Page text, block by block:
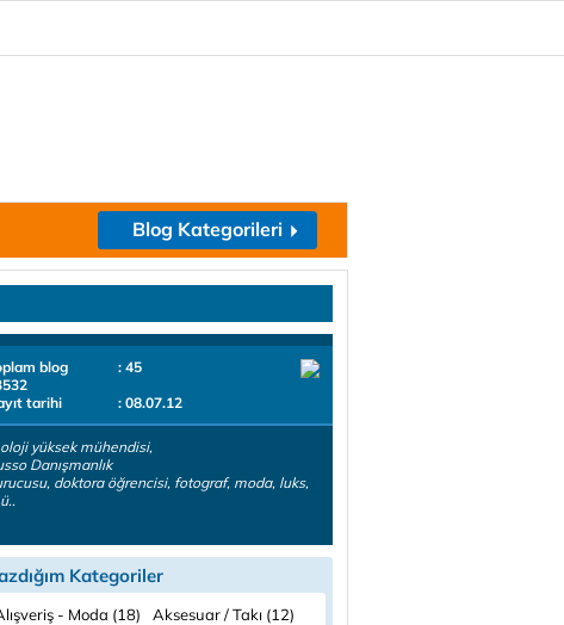
Blog Kategorileri
blog
: 45
tarihi
: 08.07.12
yüksek mühendisi,
Danışmanlık
doktora öğrencisi, fotograf, moda, luks,
Kategoriler
- Moda (18)
Aksesuar / Takı (12)